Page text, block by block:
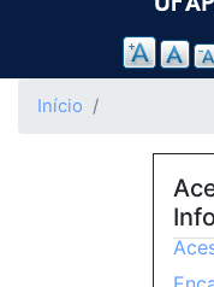
Início